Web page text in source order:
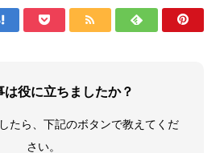
   
は役に立ちましたか？
たら、下記のボタンで教えてくだ
さい。